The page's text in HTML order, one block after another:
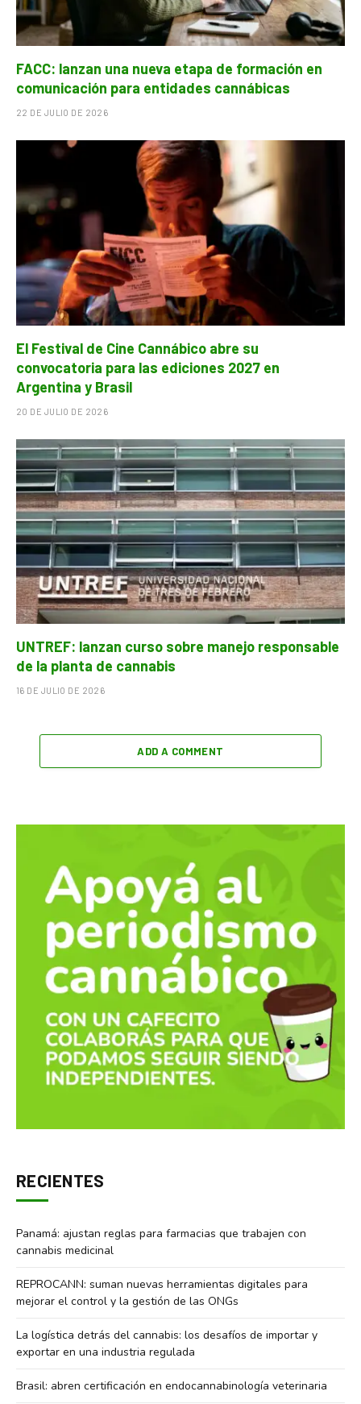
FACC: lanzan una nueva etapa de formación en
comunicación para entidades cannábicas
22 DE JULIO DE 2026
El Festival de Cine Cannábico abre su
convocatoria para las ediciones 2027 en
Argentina y Brasil
20 DE JULIO DE 2026
UNTREF: lanzan curso sobre manejo responsable
de la planta de cannabis
16 DE JULIO DE 2026
ADD A COMMENT
RECIENTES
Panamá: ajustan reglas para farmacias que trabajen con
cannabis medicinal
REPROCANN: suman nuevas herramientas digitales para
mejorar el control y la gestión de las ONGs
La logística detrás del cannabis: los desafíos de importar y
exportar en una industria regulada
Brasil: abren certificación en endocannabinología veterinaria